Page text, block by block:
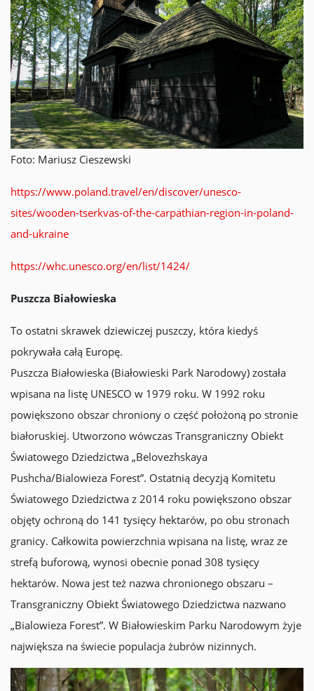
Foto: Mariusz Cieszewski
https://www.poland.travel/en/discover/unesco-
sites/wooden-tserkvas-of-the-carpathian-region-in-poland-
and-ukraine
https://whc.unesco.org/en/list/1424/
Puszcza Białowieska
To ostatni skrawek dziewiczej puszczy, która kiedyś
pokrywała całą Europę.
Puszcza Białowieska (Białowieski Park Narodowy) została
wpisana na listę UNESCO w 1979 roku. W 1992 roku
powiększono obszar chroniony o część położoną po stronie
białoruskiej. Utworzono wówczas Transgraniczny Obiekt
Światowego Dziedzictwa „Belovezhskaya
Pushcha/Bialowieza Forest”. Ostatnią decyzją Komitetu
Światowego Dziedzictwa z 2014 roku powiększono obszar
objęty ochroną do 141 tysięcy hektarów, po obu stronach
granicy. Całkowita powierzchnia wpisana na listę, wraz ze
strefą buforową, wynosi obecnie ponad 308 tysięcy
hektarów. Nowa jest też nazwa chronionego obszaru –
Transgraniczny Obiekt Światowego Dziedzictwa nazwano
„Bialowieza Forest”. W Białowieskim Parku Narodowym żyje
największa na świecie populacja żubrów nizinnych.